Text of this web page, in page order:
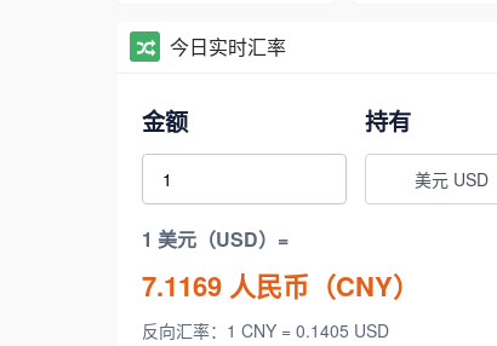
今日实时汇率
金额 持有
美元 USD
1 美元（USD）=
7.1169 人民币（CNY）
反向汇率：1 CNY = 0.1405 USD